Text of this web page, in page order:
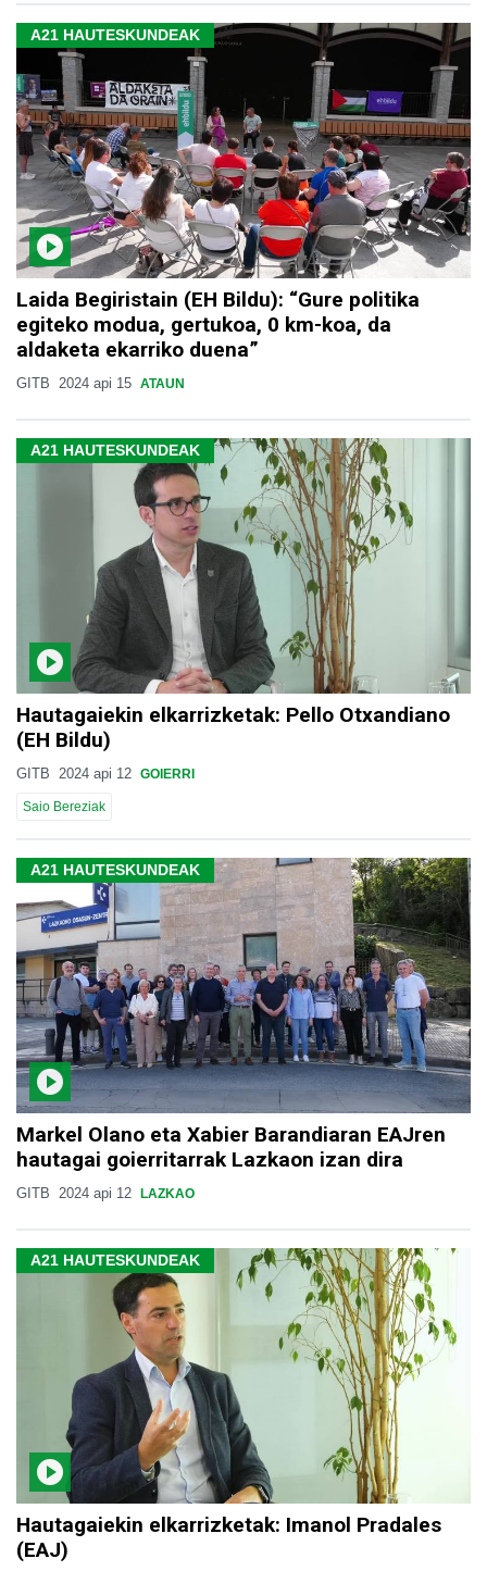
A21 HAUTESKUNDEAK
Laida Begiristain (EH Bildu): “Gure politika
egiteko modua, gertukoa, 0 km-koa, da
aldaketa ekarriko duena”
GITB 2024 api 15 ATAUN
A21 HAUTESKUNDEAK
Hautagaiekin elkarrizketak: Pello Otxandiano
(EH Bildu)
GITB 2024 api 12 GOIERRI
Saio Bereziak
A21 HAUTESKUNDEAK
Markel Olano eta Xabier Barandiaran EAJren
hautagai goierritarrak Lazkaon izan dira
GITB 2024 api 12 LAZKAO
A21 HAUTESKUNDEAK
Hautagaiekin elkarrizketak: Imanol Pradales
(EAJ)